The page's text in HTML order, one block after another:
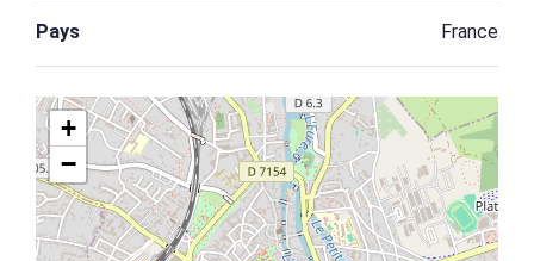
Pays France
+
−